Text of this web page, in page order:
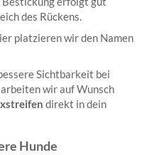
des Rückens.
platzieren wir den Namen
Sichtbarkeit bei
wir auf Wunsch
direkt in dein
Hunde